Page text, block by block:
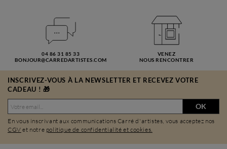
04 86 31 85 33
BONJOUR@CARREDARTISTES.COM
VENEZ
NOUS RENCONTRER
INSCRIVEZ-VOUS À LA NEWSLETTER ET RECEVEZ VOTRE
CADEAU ! 🎁
OK
En vous inscrivant aux communications Carré d'artistes, vous acceptez nos
CGV et notre politique de confidentialité et cookies.